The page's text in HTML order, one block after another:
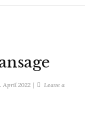
April 2022
Leave a